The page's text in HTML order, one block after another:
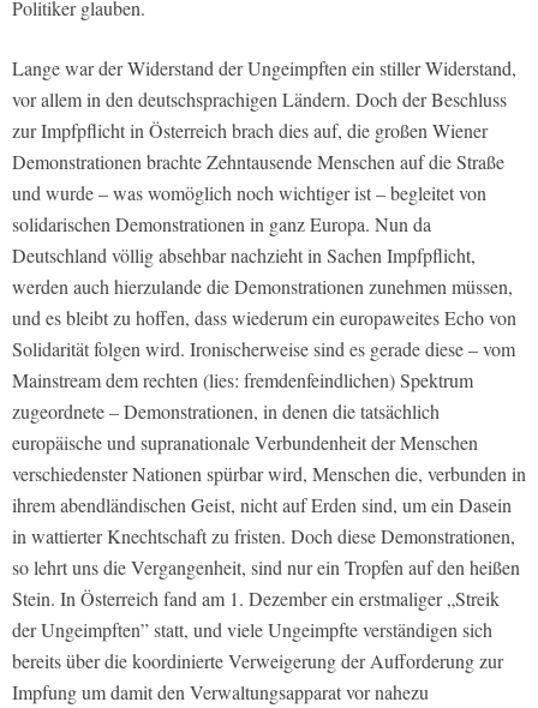
Politiker glauben.
Lange war der Widerstand der Ungeimpften ein stiller Widerstand,
vor allem in den deutschsprachigen Ländern. Doch der Beschluss
zur Impfpflicht in Österreich brach dies auf, die großen Wiener
Demonstrationen brachte Zehntausende Menschen auf die Straße
und wurde – was womöglich noch wichtiger ist – begleitet von
solidarischen Demonstrationen in ganz Europa. Nun da
Deutschland völlig absehbar nachzieht in Sachen Impfpflicht,
werden auch hierzulande die Demonstrationen zunehmen müssen,
und es bleibt zu hoffen, dass wiederum ein europaweites Echo von
Solidarität folgen wird. Ironischerweise sind es gerade diese – vom
Mainstream dem rechten (lies: fremdenfeindlichen) Spektrum
zugeordnete – Demonstrationen, in denen die tatsächlich
europäische und supranationale Verbundenheit der Menschen
verschiedenster Nationen spürbar wird, Menschen die, verbunden in
ihrem abendländischen Geist, nicht auf Erden sind, um ein Dasein
in wattierter Knechtschaft zu fristen. Doch diese Demonstrationen,
so lehrt uns die Vergangenheit, sind nur ein Tropfen auf den heißen
Stein. In Österreich fand am 1. Dezember ein erstmaliger „Streik
der Ungeimpften” statt, und viele Ungeimpfte verständigen sich
bereits über die koordinierte Verweigerung der Aufforderung zur
Impfung um damit den Verwaltungsapparat vor nahezu